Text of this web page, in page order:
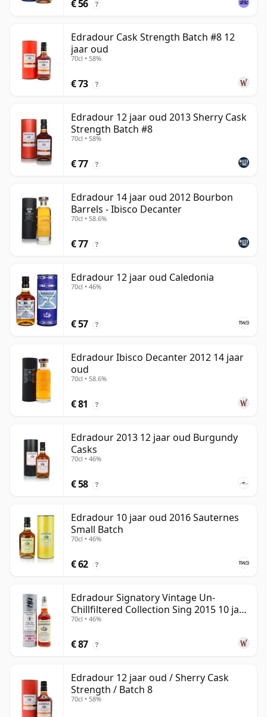
€ 56 ?
Edradour Cask Strength Batch #8 12
jaar oud
70cl • 58%
€ 73 ?
Edradour 12 jaar oud 2013 Sherry Cask
Strength Batch #8
70cl • 58%
€ 77 ?
Edradour 14 jaar oud 2012 Bourbon
Barrels - Ibisco Decanter
70cl • 58.6%
€ 77 ?
Edradour 12 jaar oud Caledonia
70cl • 46%
€ 57 ?
Edradour Ibisco Decanter 2012 14 jaar
oud
70cl • 58.6%
€ 81 ?
Edradour 2013 12 jaar oud Burgundy
Casks
70cl • 46%
€ 58 ?
Edradour 10 jaar oud 2016 Sauternes
Small Batch
70cl • 46%
€ 62 ?
Edradour Signatory Vintage Un-
Chillfiltered Collection Sing 2015 10 jaar
oud
70cl • 46%
€ 87 ?
Edradour 12 jaar oud / Sherry Cask
Strength / Batch 8
70cl • 58%